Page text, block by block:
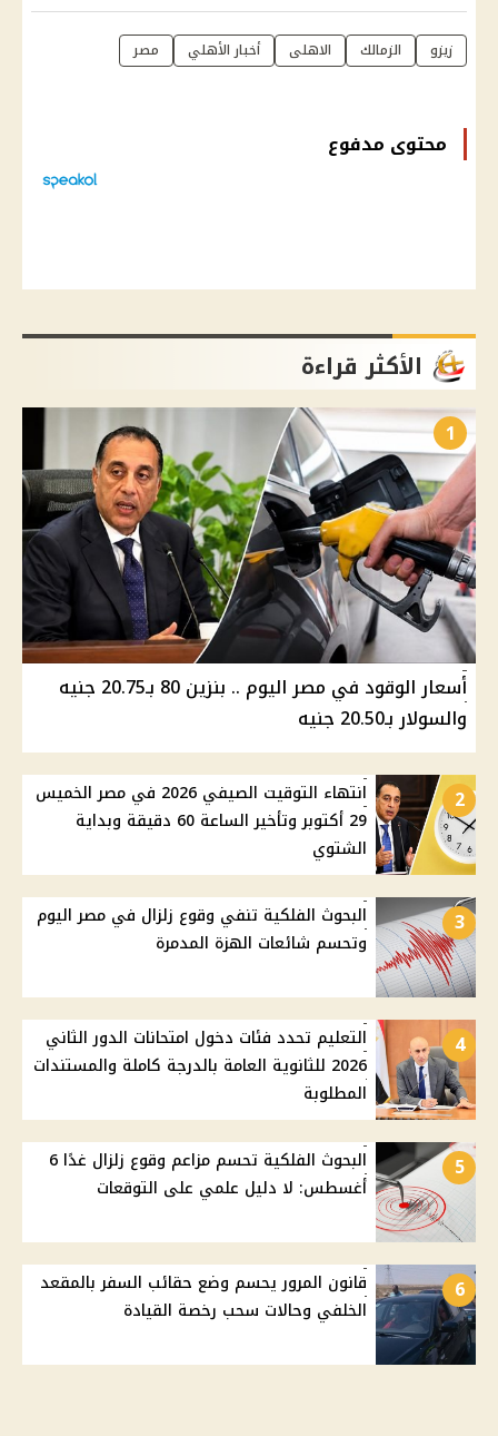
زيزو الزمالك الاهلى أخبار الأهلي مصر
محتوى مدفوع
الأكثر قراءة
1
أسعار الوقود في مصر اليوم .. بنزين 80 بـ20.75 جنيه
والسولار بـ20.50 جنيه
2
انتهاء التوقيت الصيفي 2026 في مصر الخميس
29 أكتوبر وتأخير الساعة 60 دقيقة وبداية
الشتوي
3
البحوث الفلكية تنفي وقوع زلزال في مصر اليوم
وتحسم شائعات الهزة المدمرة
4
التعليم تحدد فئات دخول امتحانات الدور الثاني
2026 للثانوية العامة بالدرجة كاملة والمستندات
المطلوبة
5
البحوث الفلكية تحسم مزاعم وقوع زلزال غدًا 6
أغسطس: لا دليل علمي على التوقعات
6
قانون المرور يحسم وضع حقائب السفر بالمقعد
الخلفي وحالات سحب رخصة القيادة